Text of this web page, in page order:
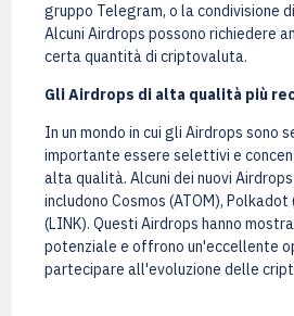
gruppo Telegram, o la condivisione
Alcuni Airdrops possono richiedere
certa quantità di criptovaluta.
Gli Airdrops di alta qualità più
In un mondo in cui gli Airdrops sono
importante essere selettivi e
alta qualità. Alcuni dei nuovi
includono Cosmos (ATOM), Polkadot
(LINK). Questi Airdrops hanno
potenziale e offrono un'eccellente
partecipare all'evoluzione delle